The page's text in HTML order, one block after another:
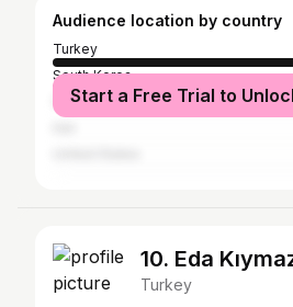
Audience location by country
Turkey
South Korea
Switzerland
Start a Free Trial to
10. Eda
Turkey